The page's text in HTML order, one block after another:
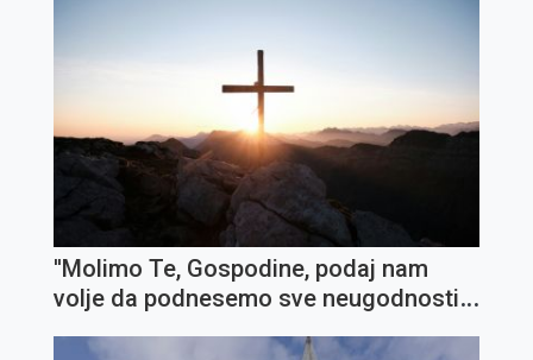
''Molimo Te, Gospodine, podaj nam
volje da podnesemo sve neugodnosti i